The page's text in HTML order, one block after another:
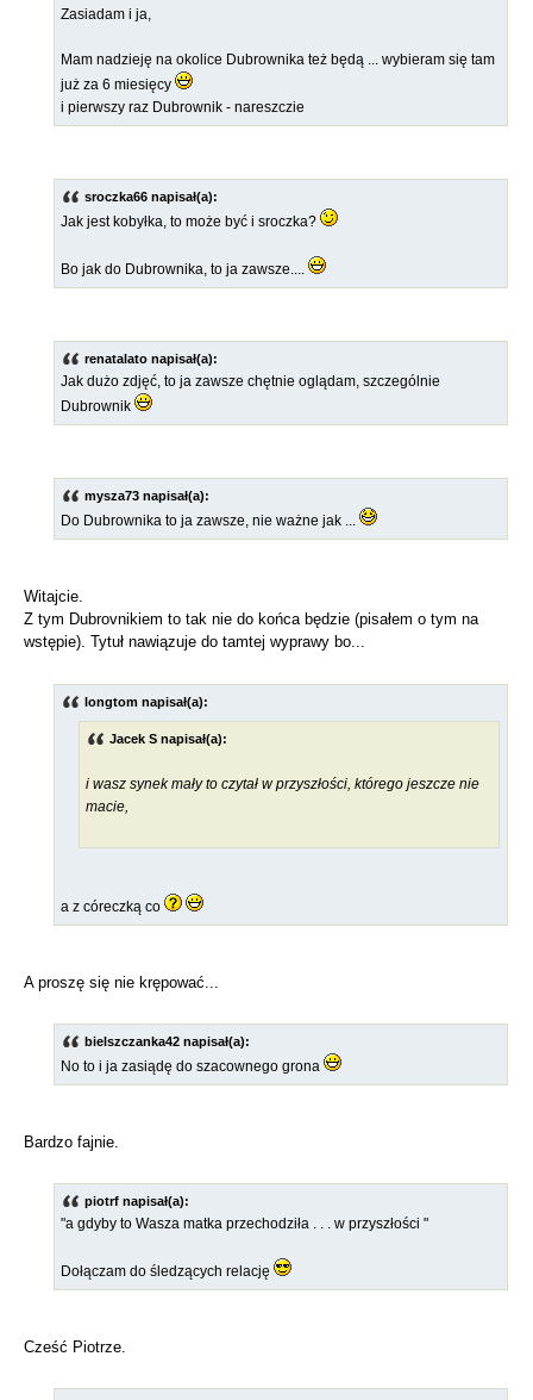
Zasiadam i ja,
Mam nadzieję na okolice Dubrownika też będą ... wybieram się tam
już za 6 miesięcy
i pierwszy raz Dubrownik - nareszczie
sroczka66 napisał(a):
Jak jest kobyłka, to może być i sroczka?
Bo jak do Dubrownika, to ja zawsze....
renatalato napisał(a):
Jak dużo zdjęć, to ja zawsze chętnie oglądam, szczególnie
Dubrownik
mysza73 napisał(a):
Do Dubrownika to ja zawsze, nie ważne jak ...
Witajcie.
Z tym Dubrovnikiem to tak nie do końca będzie (pisałem o tym na
wstępie). Tytuł nawiązuje do tamtej wyprawy bo...
longtom napisał(a):
Jacek S napisał(a):
i wasz synek mały to czytał w przyszłości, którego jeszcze nie
macie,
a z córeczką co
A proszę się nie krępować...
bielszczanka42 napisał(a):
No to i ja zasiądę do szacownego grona
Bardzo fajnie.
piotrf napisał(a):
"a gdyby to Wasza matka przechodziła . . . w przyszłości "
Dołączam do śledzących relację
Cześć Piotrze.